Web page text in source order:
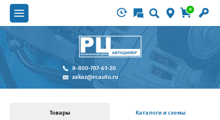
0
8-800-707-61-20
zakaz@rcauto.ru
Товары Каталоги и схемы